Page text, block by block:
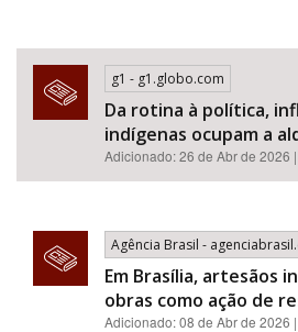
g1 - g1.globo.com
Da rotina à política,
indígenas ocupam a
Adicionado: 26 de Abr de 2026
Agência Brasil -
Em Brasília, artesãos
obras como ação de
Adicionado: 08 de Abr de 2026